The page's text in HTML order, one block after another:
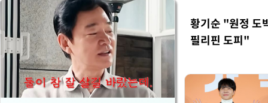
황기순 "원정 도
필리핀 도피"